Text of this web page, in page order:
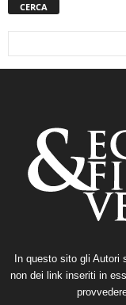
CERCA
In questo sito gli Autori
non dei link inseriti in